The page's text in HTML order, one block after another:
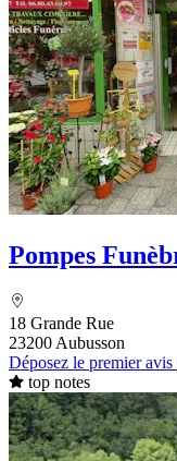
Pompes
18 Grande Rue
23200 Aubusson
Déposez le premier avis
top notes